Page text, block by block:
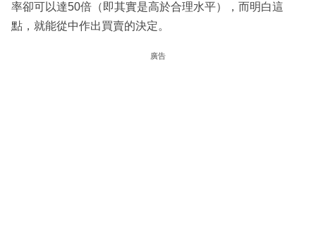
率卻可以達50倍（即其實是高於合理水平），而明白這
點，就能從中作出買賣的決定。
廣告